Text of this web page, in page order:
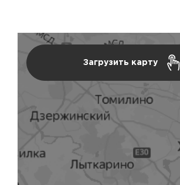
Загрузить карту